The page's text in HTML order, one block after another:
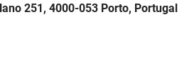
251, 4000-053 Porto, Portugal